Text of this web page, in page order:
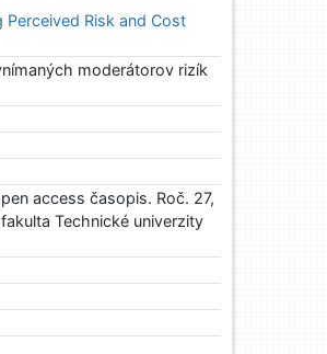
Risk and Cost
moderátorov rizík
access časopis. Roč. 27,
Technické univerzity